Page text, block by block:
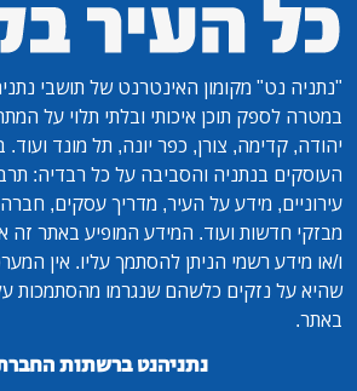
"נתניה נט" מקומון האינטרנט של תושבי
במטרה לספק תוכן איכותי ובלתי תלוי על
יהודה, קדימה, צורן, כפר יונה, תל מונד ועוד.
העוסקים בנתניה והסביבה על כל רבדיה:
עירוניים, מידע על העיר, מדריך עסקים,
מבזקי חדשות ועוד. המידע המופיע באתר זה
ו/או מידע רשמי הניתן להסתמך עליו. אין
שהיא על נזקים כלשהם שנגרמו מהסתמכות
באתר.
נתניהנט ברשתות